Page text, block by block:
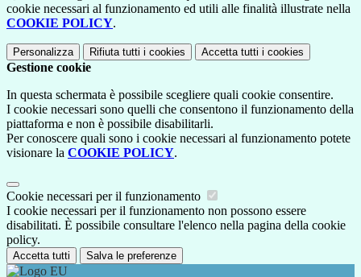
cookie necessari al funzionamento ed utili alle finalità illustrate nella
COOKIE POLICY.
Personalizza Rifiuta tutti i cookies Accetta tutti i cookies
Gestione cookie
In questa schermata è possibile scegliere quali cookie consentire.
I cookie necessari sono quelli che consentono il funzionamento della
piattaforma e non è possibile disabilitarli.
Per conoscere quali sono i cookie necessari al funzionamento potete
visionare la COOKIE POLICY.
Cookie necessari per il funzionamento
I cookie necessari per il funzionamento non possono essere
disabilitati. È possibile consultare l'elenco nella pagina della cookie
policy.
Accetta tutti Salva le preferenze